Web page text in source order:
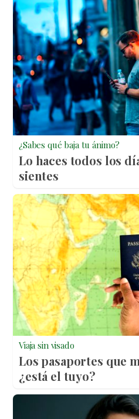
¿Sabes qué baja tu ánimo?
Lo haces todos los
sientes
Viaja sin visado
Los pasaportes que
¿está el tuyo?